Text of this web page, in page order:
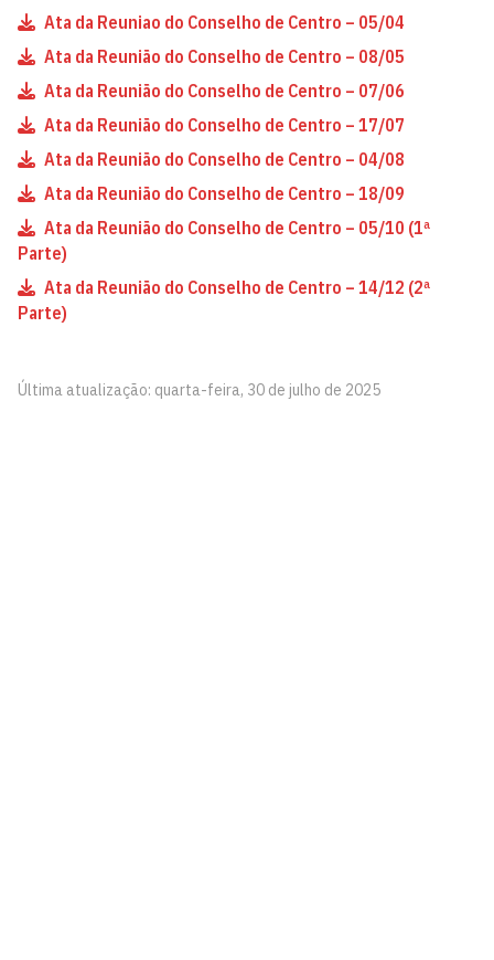
Ata da Reuniao do Conselho de Centro – 05/04
Ata da Reunião do Conselho de Centro – 08/05
Ata da Reunião do Conselho de Centro – 07/06
Ata da Reunião do Conselho de Centro – 17/07
Ata da Reunião do Conselho de Centro – 04/08
Ata da Reunião do Conselho de Centro – 18/09
Ata da Reunião do Conselho de Centro – 05/10 (1ª
Parte)
Ata da Reunião do Conselho de Centro – 14/12 (2ª
Parte)
Última atualização: quarta-feira, 30 de julho de 2025